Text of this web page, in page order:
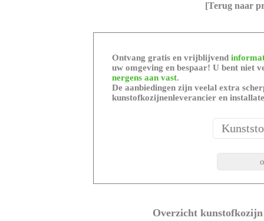
[Terug naar
Ontvang gratis en vrijblijvend
uw omgeving en bespaar! U bent niet
nergens aan vast.
De aanbiedingen zijn veelal extra
kunstofkozijnenleverancier en
Overzicht